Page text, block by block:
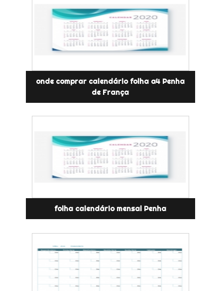
onde comprar calendário folha a4 Penha
de França
folha calendário mensal Penha